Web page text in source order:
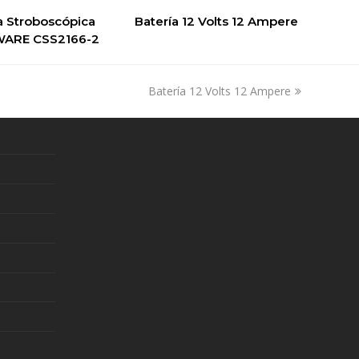
PRODUCTO
Stroboscópica
CSS2166-2
VER PRODUCTO
Batería 12 Volts 12 Ampere
next
Batería 12 Volts 12 Ampere